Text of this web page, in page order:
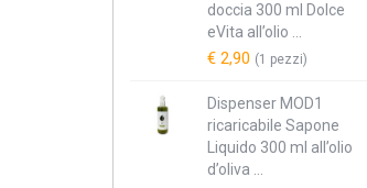
doccia 300 ml Dolce
eVita all’olio ...
€ 2,90 (1 pezzi)
Dispenser MOD1
ricaricabile Sapone
Liquido 300 ml all’olio
d’oliva ...